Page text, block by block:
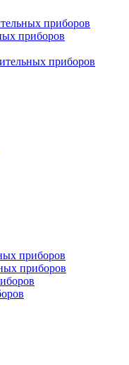
приборов
приборов
приборов
приборов
приборов